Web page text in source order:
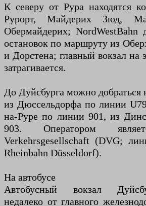
К северу от Рура находятся
Рурорт, Майдерих Зюд,
Обермайдерих; NordWestBahn
остановок по маршруту из
и Дорстена; главный вокзал на
затрагивается.
До Дуйсбурга можно добраться
из Дюссельдорфа по линии
на-Руре по линии 901, из
903. Оператором
Verkehrsgesellschaft (DVG;
Rheinbahn Düsseldorf).
На автобусе
Автобусный вокзал
недалеко от главного